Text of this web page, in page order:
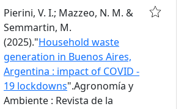
Pierini, V. I.; Mazzeo, N. M. &
Semmartin, M.
(2025)."Household waste
generation in Buenos Aires,
Argentina : impact of COVID -
19 lockdowns".Agronomía y
Ambiente : Revista de la